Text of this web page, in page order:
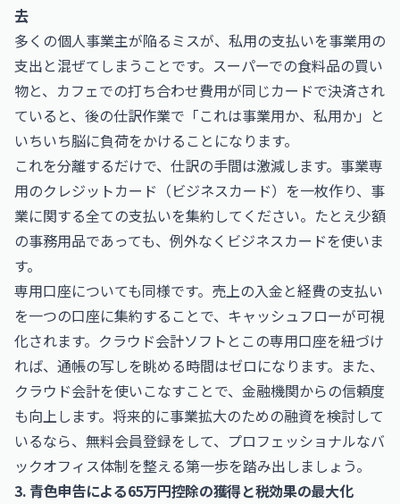
去
多くの個人事業主が陥るミスが、私用の支払いを事業用の
支出と混ぜてしまうことです。スーパーでの食料品の買い
物と、カフェでの打ち合わせ費用が同じカードで決済され
ていると、後の仕訳作業で「これは事業用か、私用か」と
いちいち脳に負荷をかけることになります。
これを分離するだけで、仕訳の手間は激減します。事業専
用のクレジットカード（ビジネスカード）を一枚作り、事
業に関する全ての支払いを集約してください。たとえ少額
の事務用品であっても、例外なくビジネスカードを使いま
す。
専用口座についても同様です。売上の入金と経費の支払い
を一つの口座に集約することで、キャッシュフローが可視
化されます。クラウド会計ソフトとこの専用口座を紐づけ
れば、通帳の写しを眺める時間はゼロになります。また、
クラウド会計を使いこなすことで、金融機関からの信頼度
も向上します。将来的に事業拡大のための融資を検討して
いるなら、 無料会員登録をして、プロフェッショナルなバ
ックオフィス体制を整える第一歩を踏み出しましょう。
3. 青色申告による65万円控除の獲得と税効果の最大化